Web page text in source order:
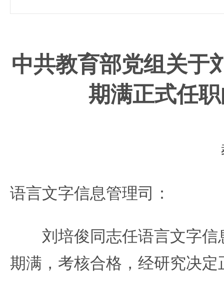
中共教育部党组关于
期满正式任
语言文字信息管理司：
刘培俊同志任语言文字信
期满，考核合格，经研究决定